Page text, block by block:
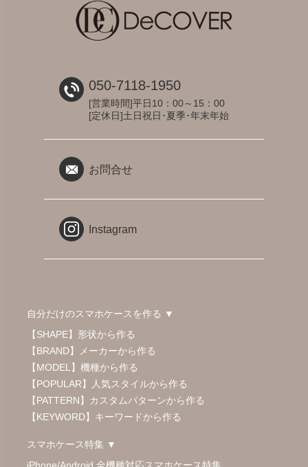
050-7118-1950
[営業時間]平日10：00～15：00
[定休日]土日祝日･夏季･年末年始
お問合せ
Instagram
自分だけのスマホケースを作る ▼
【SHAPE】形状から作る
【BRAND】メーカーから作る
【MODEL】機種から作る
【POPULAR】人気スタイルから作る
【PATTERN】カスタムパターンから作る
【KEYWORD】キーワードから作る
スマホケース特集 ▼